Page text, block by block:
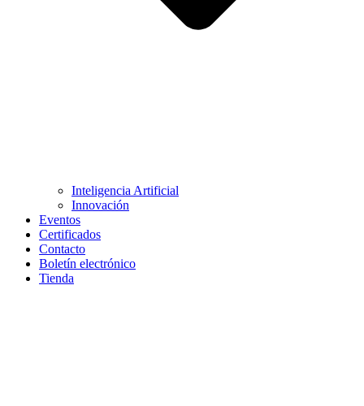
Inteligencia Artificial
Innovación
Eventos
Certificados
Contacto
Boletín electrónico
Tienda